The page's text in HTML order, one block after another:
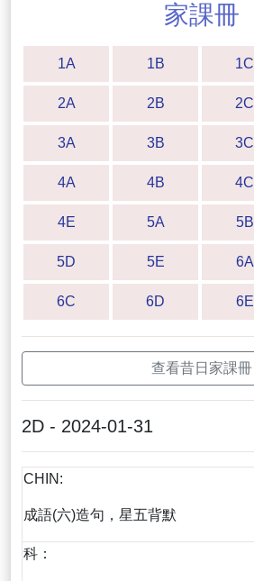
家課冊
1A 1B 1C
2A 2B 2C
3A 3B 3C
4A 4B 4C
4E 5A 5B
5D 5E 6A
6C 6D 6E
查看昔日家課冊
2D - 2024-01-31
CHIN:
成語(六)造句，星五背默
科：